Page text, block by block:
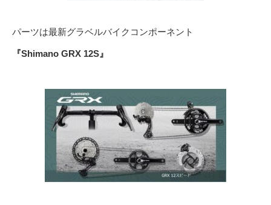
パーツは最新グラベルバイクコンポーネント
『Shimano GRX 12S』